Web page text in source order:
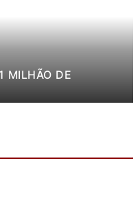
MILHÃO DE